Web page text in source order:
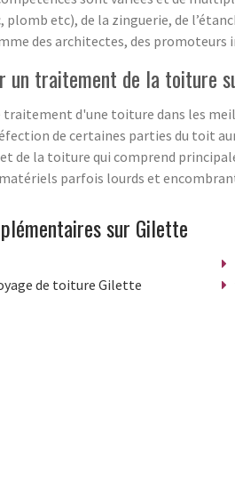
plomb etc), de la zinguerie, de
des architectes, des
un traitement de la toiture
d'une toiture dans les
de certaines parties du toit
de la toiture qui comprend
parfois lourds et
sur Gilette
de toiture Gilette